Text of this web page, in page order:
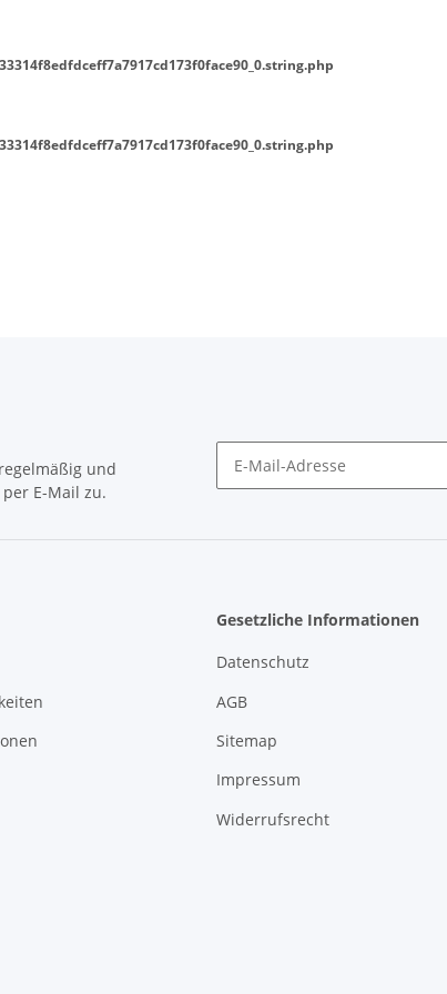
regelmäßig und
E-Mail zu.
Gesetzliche Informationen
Datenschutz
AGB
Sitemap
Impressum
Widerrufsrecht